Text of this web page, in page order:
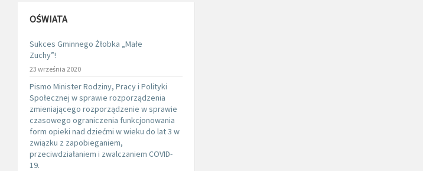
OŚWIATA
Sukces Gminnego Żłobka „Małe
Zuchy”!
23 września 2020
Pismo Minister Rodziny, Pracy i Polityki
Społecznej w sprawie rozporządzenia
zmieniającego rozporządzenie w sprawie
czasowego ograniczenia funkcjonowania
form opieki nad dziećmi w wieku do lat 3 w
związku z zapobieganiem,
przeciwdziałaniem i zwalczaniem COVID-
19.